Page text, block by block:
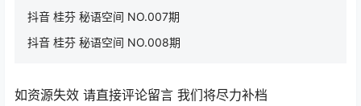
抖音 桂芬 秘语空间 NO.007期
抖音 桂芬 秘语空间 NO.008期
如资源失效 请直接评论留言 我们将尽力补档